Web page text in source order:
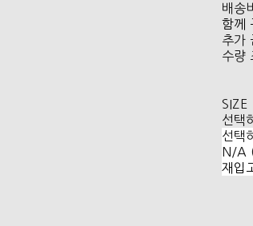
배송
함께
추가
수량
SIZE
선택
선택
N/A
재입